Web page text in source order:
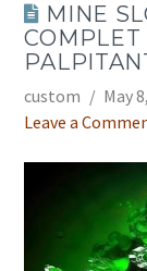
MINE
custom May
Leave a